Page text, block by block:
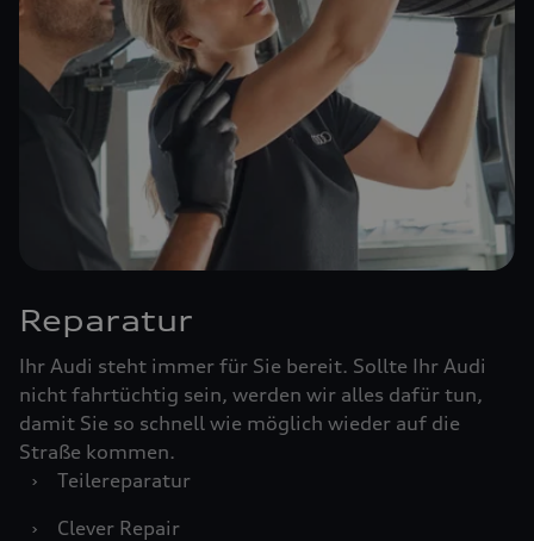
Reparatur
Ihr Audi steht immer für Sie bereit. Sollte Ihr Audi
nicht fahrtüchtig sein, werden wir alles dafür tun,
damit Sie so schnell wie möglich wieder auf die
Straße kommen.
›
Teilereparatur
›
Clever Repair